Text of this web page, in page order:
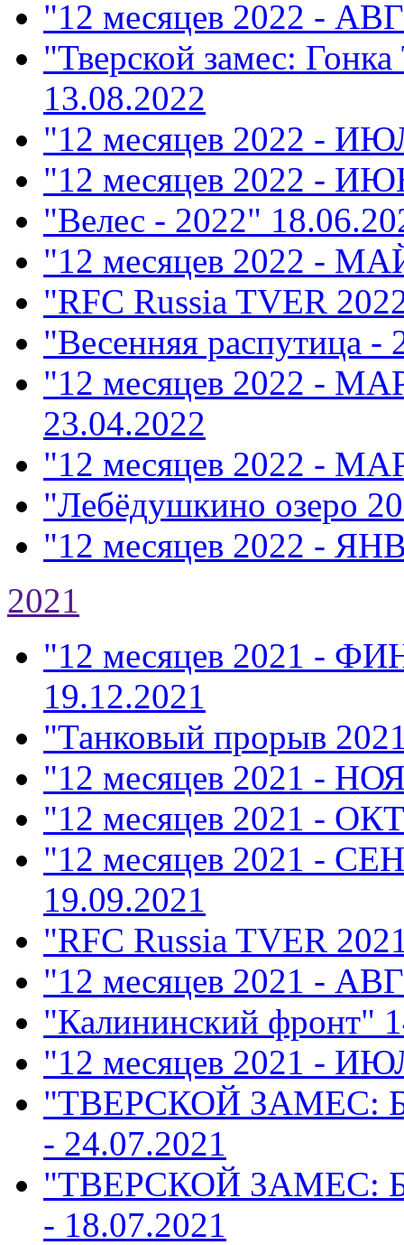
"12 месяцев 2022 -
"Тверской замес:
13.08.2022
"12 месяцев 2022 -
"12 месяцев 2022 -
"Велес - 2022"
"12 месяцев 2022 -
"RFC Russia TVER
"Весенняя распутица -
"12 месяцев 2022 -
23.04.2022
"12 месяцев 2022 -
"Лебёдушкино озеро
"12 месяцев 2022 -
2021
"12 месяцев 2021 -
19.12.2021
"Танковый прорыв
"12 месяцев 2021 -
"12 месяцев 2021 -
"12 месяцев 2021 -
19.09.2021
"RFC Russia TVER
"12 месяцев 2021 -
"Калининский фронт"
"12 месяцев 2021 -
"ТВЕРСКОЙ ЗАМЕС:
- 24.07.2021
"ТВЕРСКОЙ ЗАМЕС:
- 18.07.2021